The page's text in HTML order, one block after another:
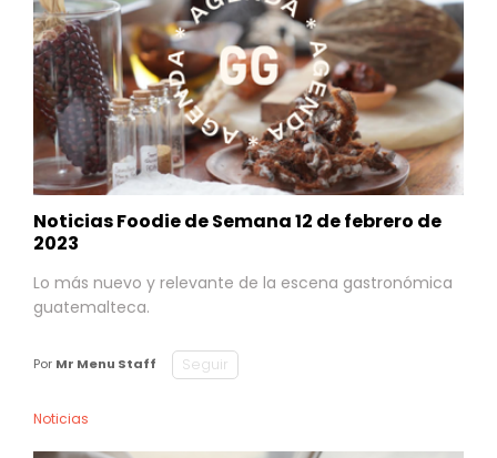
Noticias Foodie de Semana 12 de febrero de
2023
Lo más nuevo y relevante de la escena gastronómica
guatemalteca.
Por Mr Menu Staff Seguir
Noticias